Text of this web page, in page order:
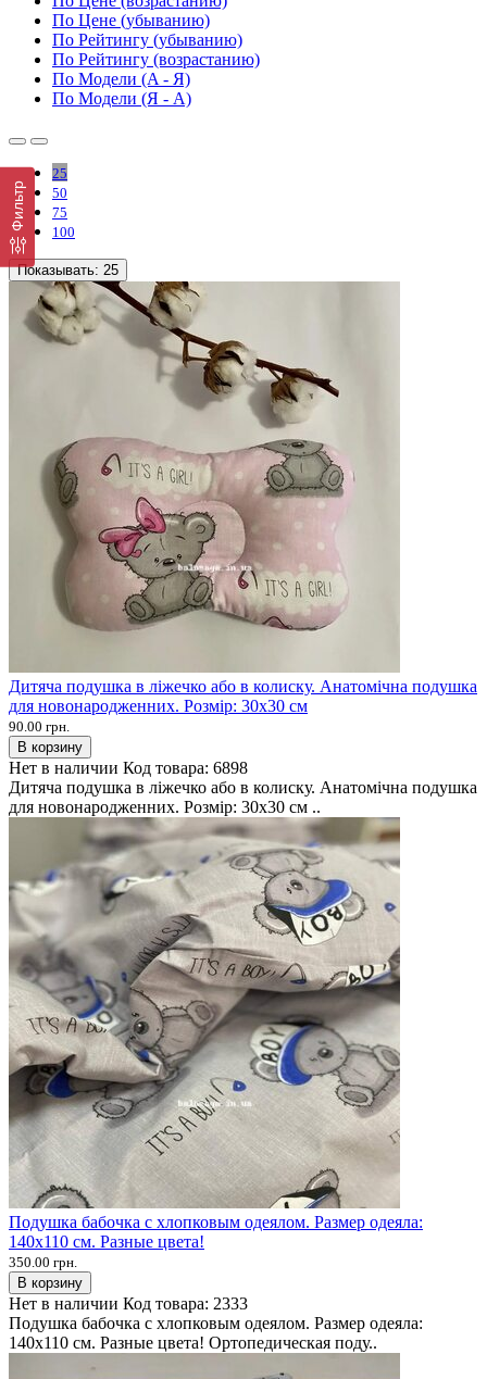
Фильтр
По Цене (убыванию)
По Рейтингу (убыванию)
По Рейтингу (возрастанию)
По Модели (A - Я)
По Модели (Я - A)
25
50
75
100
Показывать: 25
Дитяча подушка в ліжечко або в колиску. Анатомічна подушка
для новонародженних. Розмір: 30х30 см
90.00 грн.
В корзину
Нет в наличии Код товара: 6898
Дитяча подушка в ліжечко або в колиску. Анатомічна подушка
для новонародженних. Розмір: 30х30 см ..
Подушка бабочка с хлопковым одеялом. Размер одеяла:
140х110 см. Разные цвета!
350.00 грн.
В корзину
Нет в наличии Код товара: 2333
Подушка бабочка с хлопковым одеялом. Размер одеяла:
140х110 см. Разные цвета! Ортопедическая поду..